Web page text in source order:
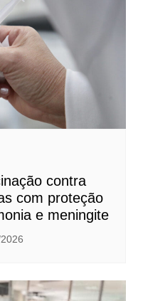
contra
com proteção
e meningite